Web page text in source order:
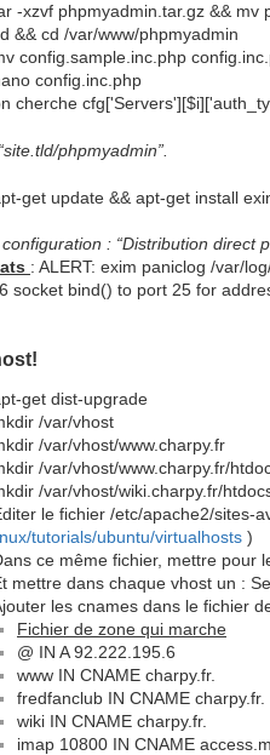
-xzvf phpmyadmin.tar.gz && mv
&& cd /var/www/phpmyadmin
config.sample.inc.php
config.inc.php
cherche
phpmyadmin”.
get update && apt-get install
: “Distribution direct
: ALERT: exim paniclog /var/
socket bind() to port 25 for
get dist-upgrade
/var/vhost
/var/vhost/www.charpy.fr
/var/vhost/www.charpy.fr/
/var/vhost/wiki.charpy.fr/
le fichier /etc/apache2/sites-
tutorials/ubuntu/virtualhosts )
ce même fichier, mettre pour
mettre dans chaque vhost un :
les cnames dans le fichier
Fichier de zone qui marche
@ IN A 92.222.195.6
www IN CNAME charpy.fr.
fredfanclub IN CNAME charpy.fr.
wiki IN CNAME charpy.fr.
imap 10800 IN CNAME